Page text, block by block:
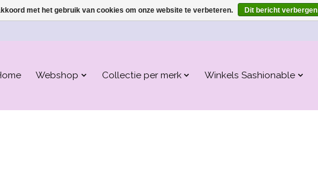
Webshop Collectie per merk Winkels Sashionable
met het gebruik van cookies om onze website te verbeteren. Dit bericht verbergen